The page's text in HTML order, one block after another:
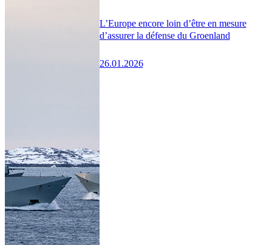
L’Europe encore loin d’être en mesure
d’assurer la défense du Groenland
26.01.2026